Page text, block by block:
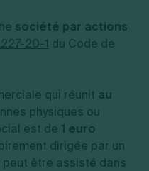
société par actions
20-1 du Code de
qui réunit au
physiques ou
est de 1 euro
dirigée par un
peut être assisté dans